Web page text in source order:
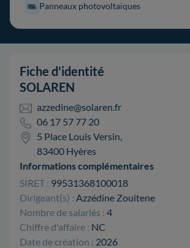
Panneaux photovoltaïques
Fiche d'identité
SOLAREN
azzedine@solaren.fr
06 17 57 77 20
5 Place Louis Versin,
83400 Hyères
Informations complémentaires
SIRET : 99531368100018
Dirigeant(s) : Azzédine Zouitene
Nombre de salariés : 4
Chiffre d'affaire : NC
Date de création : 2026